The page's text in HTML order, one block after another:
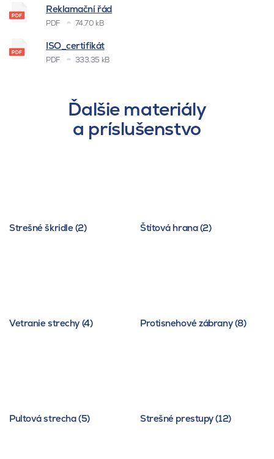
Reklamační řád
PDF 74.70 kB
ISO_certifikát
PDF 333.35 kB
Ďalšie materiály
a príslušenstvo
Strešné škridle (2) Štítová hrana (2)
Vetranie strechy (4) Protisnehové zábrany (8)
Pultová strecha (5) Strešné prestupy (12)